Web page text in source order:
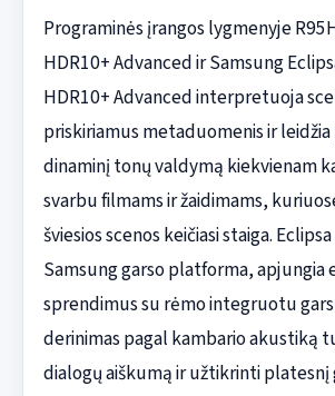
Programinės įrangos lygmenyje
HDR10+ Advanced ir Samsung
HDR10+ Advanced interpretuoja
priskiriamus metaduomenis ir
dinaminį tonų valdymą kiekvienam
svarbu filmams ir žaidimams,
šviesios scenos keičiasi staiga.
Samsung garso platforma, apjungia
sprendimus su rėmo integruotu
derinimas pagal kambario akustiką
dialogų aiškumą ir užtikrinti platesnį